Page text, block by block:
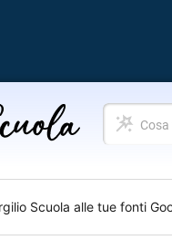
Cosa
vuoi
Scuola alle tue fonti